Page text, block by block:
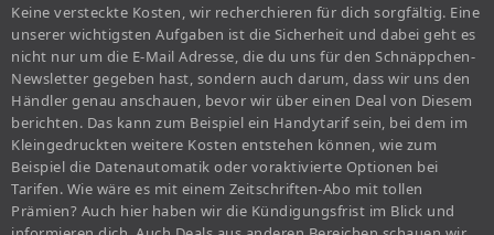
Keine versteckte Kosten, wir recherchieren für dich sorgfältig. Eine
unserer wichtigsten Aufgaben ist die Sicherheit und dabei geht es
nicht nur um die E-Mail Adresse, die du uns für den Schnäppchen-
Newsletter gegeben hast, sondern auch darum, dass wir uns den
Händler genau anschauen, bevor wir über einen Deal von Diesem
berichten. Das kann zum Beispiel ein Handytarif sein, bei dem im
Kleingedruckten weitere Kosten entstehen können, wie zum
Beispiel die Datenautomatik oder voraktivierte Optionen bei
Tarifen. Wie wäre es mit einem Zeitschriften-Abo mit tollen
Prämien? Auch hier haben wir die Kündigungsfrist im Blick und